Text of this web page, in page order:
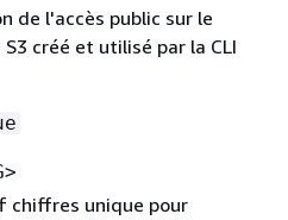
de l'accès public sur le
créé et utilisé par la CLI
chiffres unique pour